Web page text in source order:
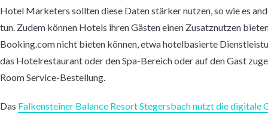
Hotel Marketers sollten diese Daten stärker nutzen, so wie es
tun. Zudem können Hotels ihren Gästen einen Zusatznutzen
Booking.com nicht bieten können, etwa hotelbasierte
das Hotelrestaurant oder den Spa-Bereich oder auf den Gast
Room Service-Bestellung.
Das Falkensteiner Balance Resort Stegersbach nutzt die digitale